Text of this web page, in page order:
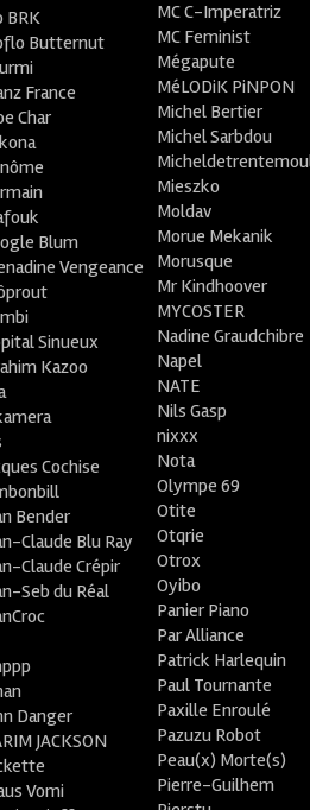
BRK
Butternut
France
Char
Blum
Vengeance
Sinueux
Kazoo
Cochise
Bender
Claude Blu Ray
Claude Crépir
Seb du Réal
Danger
JACKSON
Vomi
MC C-Imperatriz
MC Feminist
Mégapute
MéLODiK PiNPON
Michel Bertier
Michel Sarbdou
Mieszko
Moldav
Morue Mekanik
Morusque
Mr Kindhoover
MYCOSTER
Nadine Graudchibre
Napel
NATE
Nils Gasp
nixxx
Nota
Olympe 69
Otite
Otqrie
Otrox
Oyibo
Panier Piano
Par Alliance
Patrick Harlequin
Paul Tournante
Paxille Enroulé
Pazuzu Robot
Peau(x) Morte(s)
Pierre-Guilhem